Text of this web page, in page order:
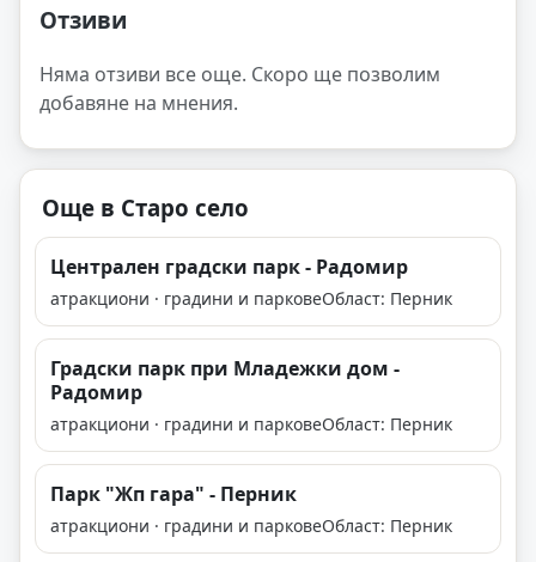
Отзиви
Няма отзиви все още. Скоро ще позволим
добавяне на мнения.
Още в Старо село
Централен градски парк - Радомир
атракциони · градини и парковеОбласт: Перник
Градски парк при Младежки дом -
Радомир
атракциони · градини и парковеОбласт: Перник
Парк "Жп гара" - Перник
атракциони · градини и парковеОбласт: Перник